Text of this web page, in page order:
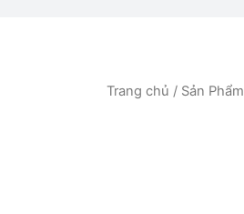
Trang chủ / Sản Phẩm